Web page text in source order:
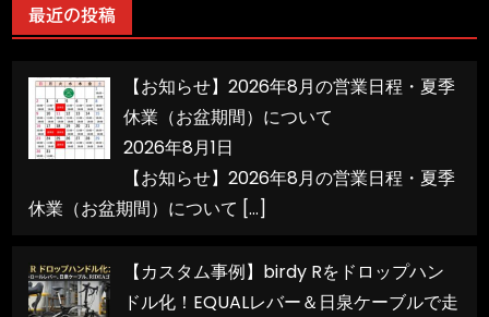
リ
ー
最近の投稿
【お知らせ】2026年8月の営業日程・夏季
休業（お盆期間）について
2026年8月1日
【お知らせ】2026年8月の営業日程・夏季
休業（お盆期間）について […]
【カスタム事例】birdy Rをドロップハン
ドル化！EQUALレバー＆日泉ケーブルで走